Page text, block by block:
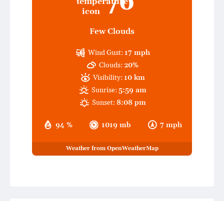
Few Clouds
94 % 1019 mb 7 mph
Wind Gust: 17 mph
Clouds:20%
Visibility: 10 km
Sunrise:5:59 am
Sunset:8:08 pm
Weather from OpenWeatherMap